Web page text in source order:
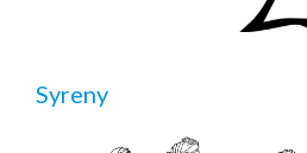
Syreny